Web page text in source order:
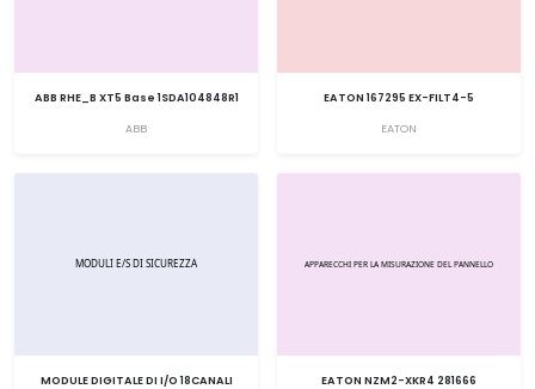
ABB RHE_B XT5 Base 1SDA104848R1
ABB
EATON 167295 EX-FILT4-5
EATON
MODULE DIGITALE DI I/O 18CANALI
EATON NZM2-XKR4 281666